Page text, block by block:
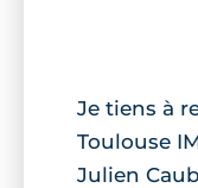
Je tiens à
Toulouse
Julien